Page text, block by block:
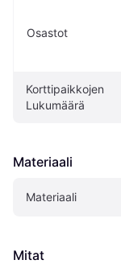
Osastot
Korttipaikkojen
Lukumäärä
Materiaali
Materiaali
Mitat